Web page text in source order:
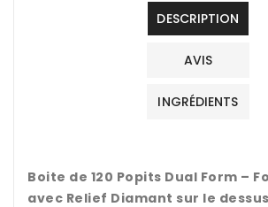
DESCRIPTION
AVIS
INGRÉDIENTS
Boite de 120 Popits Dual Form –
avec Relief Diamant sur le